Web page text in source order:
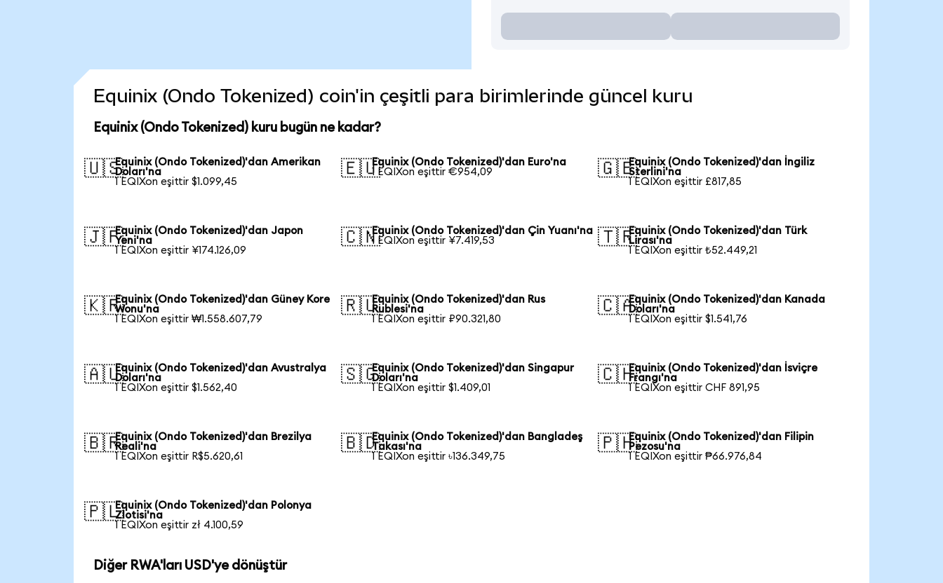
Equinix (Ondo Tokenized) coin'in çeşitli para birimlerinde güncel kuru
Equinix (Ondo Tokenized) kuru bugün ne kadar?
🇺🇸Equinix (Ondo Tokenized)'dan Amerikan
Doları'na
1 EQIXon eşittir $1.099,45
🇪🇺Equinix (Ondo Tokenized)'dan Euro'na
1 EQIXon eşittir €954,09
🇬🇧Equinix (Ondo Tokenized)'dan İngiliz
Sterlini'na
1 EQIXon eşittir £817,85
🇯🇵Equinix (Ondo Tokenized)'dan Japon
Yeni'na
1 EQIXon eşittir ¥174.126,09
🇨🇳Equinix (Ondo Tokenized)'dan Çin Yuanı'na
1 EQIXon eşittir ¥7.419,53
🇹🇷Equinix (Ondo Tokenized)'dan Türk
Lirası'na
1 EQIXon eşittir ₺52.449,21
🇰🇷Equinix (Ondo Tokenized)'dan Güney Kore
Wonu'na
1 EQIXon eşittir ₩1.558.607,79
🇷🇺Equinix (Ondo Tokenized)'dan Rus
Rublesi'na
1 EQIXon eşittir ₽90.321,80
🇨🇦Equinix (Ondo Tokenized)'dan Kanada
Doları'na
1 EQIXon eşittir $1.541,76
🇦🇺Equinix (Ondo Tokenized)'dan Avustralya
Doları'na
1 EQIXon eşittir $1.562,40
🇸🇬Equinix (Ondo Tokenized)'dan Singapur
Doları'na
1 EQIXon eşittir $1.409,01
🇨🇭Equinix (Ondo Tokenized)'dan İsviçre
Frangı'na
1 EQIXon eşittir CHF 891,95
🇧🇷Equinix (Ondo Tokenized)'dan Brezilya
Reali'na
1 EQIXon eşittir R$5.620,61
🇧🇩Equinix (Ondo Tokenized)'dan Bangladeş
Takası'na
1 EQIXon eşittir ৳136.349,75
🇵🇭Equinix (Ondo Tokenized)'dan Filipin
Pezosu'na
1 EQIXon eşittir ₱66.976,84
🇵🇱Equinix (Ondo Tokenized)'dan Polonya
Zlotisi'na
1 EQIXon eşittir zł 4.100,59
Diğer RWA'ları USD'ye dönüştür